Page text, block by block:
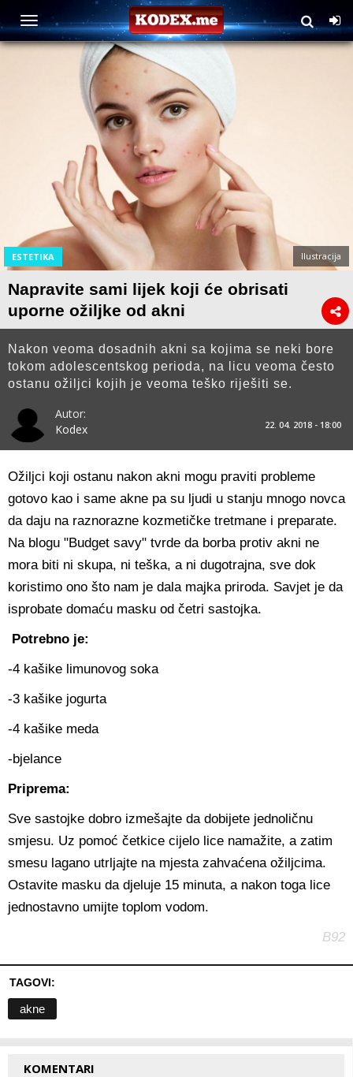
ESTETIKA Ilustracija
Napravite sami lijek koji će obrisati
uporne ožiljke od akni
Nakon veoma dosadnih akni sa kojima se neki bore
tokom adolescentskog perioda, na licu veoma često
ostanu ožiljci kojih je veoma teško riješiti se.
Autor:
Kodex
22. 04. 2018 - 18:00
Ožiljci koji ostanu nakon akni mogu praviti probleme
gotovo kao i same akne pa su ljudi u stanju mnogo novca
da daju na raznorazne kozmetičke tretmane i preparate.
Na blogu "Budget savy" tvrde da borba protiv akni ne
mora biti ni skupa, ni teška, a ni dugotrajna, sve dok
koristimo ono što nam je dala majka priroda. Savjet je da
isprobate domaću masku od četri sastojka.
Potrebno je:
-4 kašike limunovog soka
-3 kašike jogurta
-4 kašike meda
-bjelance
Priprema:
Sve sastojke dobro izmešajte da dobijete jednoličnu
smjesu. Uz pomoć četkice cijelo lice namažite, a zatim
smesu lagano utrljajte na mjesta zahvaćena ožiljcima.
Ostavite masku da djeluje 15 minuta, a nakon toga lice
jednostavno umijte toplom vodom.
B92
TAGOVI:
akne
KOMENTARI